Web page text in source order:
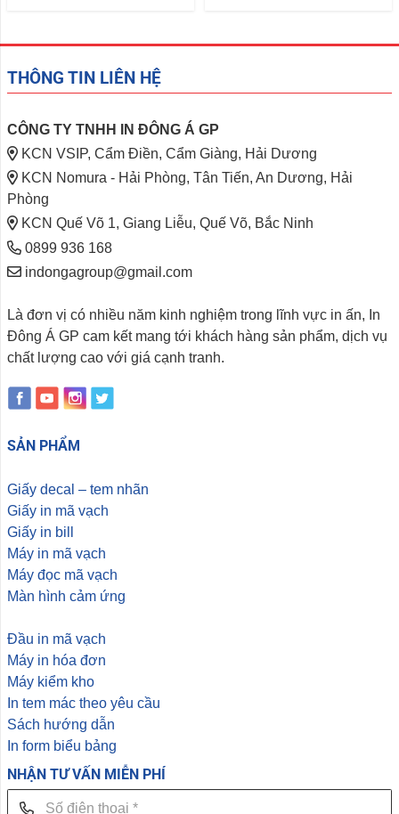
THÔNG TIN LIÊN HỆ
CÔNG TY TNHH IN ĐÔNG Á GP
KCN VSIP, Cẩm Điền, Cẩm Giàng, Hải Dương
KCN Nomura - Hải Phòng, Tân Tiến, An Dương, Hải
Phòng
KCN Quế Võ 1, Giang Liễu, Quế Võ, Bắc Ninh
0899 936 168
indongagroup@gmail.com
Là đơn vị có nhiều năm kinh nghiệm trong lĩnh vực in ấn, In
Đông Á GP cam kết mang tới khách hàng sản phẩm, dịch vụ
chất lượng cao với giá cạnh tranh.
SẢN PHẨM
Giấy decal – tem nhãn
Giấy in mã vạch
Giấy in bill
Máy in mã vạch
Máy đọc mã vạch
Màn hình cảm ứng
Đầu in mã vạch
Máy in hóa đơn
Máy kiểm kho
In tem mác theo yêu cầu
Sách hướng dẫn
In form biểu bảng
NHẬN TƯ VẤN MIỄN PHÍ